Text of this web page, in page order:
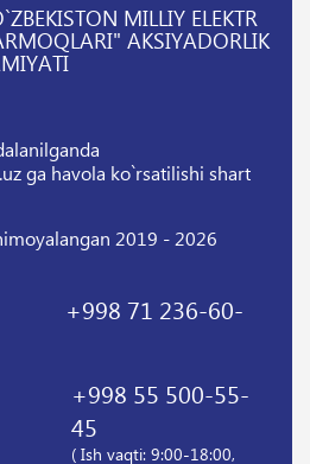
MILLIY ELEKTR
AKSIYADORLIK
ga havola ko`rsatilishi shart
2019 - 2026
+998 71 236-60-
+998 55 500-55-
45
( Ish vaqti: 9:00-18:00,